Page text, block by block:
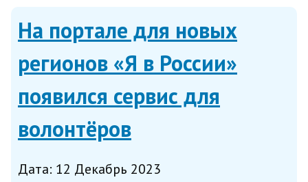
На портале для новых
регионов «Я в России»
появился сервис для
волонтёров
Дата: 12 Декабрь 2023